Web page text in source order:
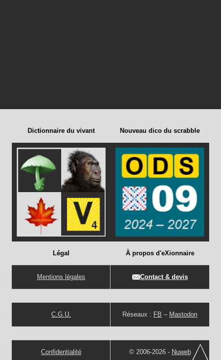
Dictionnaire du vivant Nouveau dico du scrabble
Légal
Mentions légales
C.G.U.
Confidentialité
À propos d'eXionnaire
Contact & devis
Réseaux : FB – Mastodon
© 2006-2026 - Nuweb